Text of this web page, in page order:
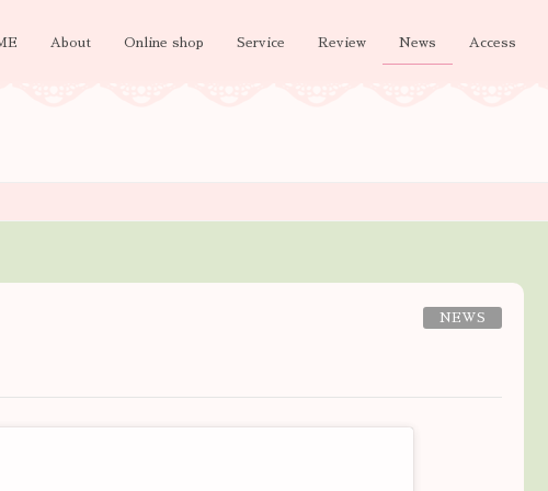
About Online shop Service Review News Access
NEWS